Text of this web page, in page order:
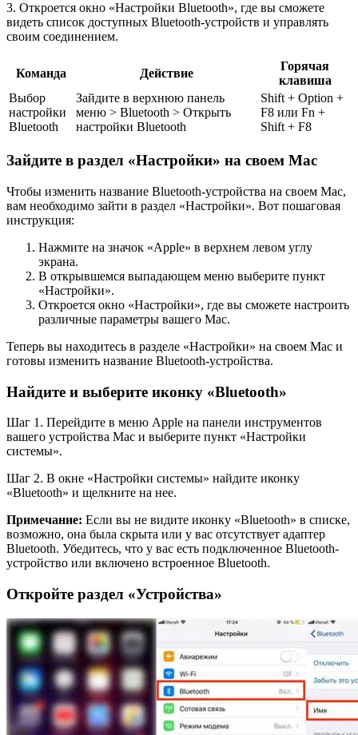
3. Откроется окно «Настройки Bluetooth», где вы сможете
видеть список доступных Bluetooth-устройств и управлять
своим соединением.
Команда Действие
Горячая
клавиша
Выбор
настройки
Bluetooth
Зайдите в верхнюю панель
меню > Bluetooth > Открыть
настройки Bluetooth
Shift + Option +
F8 или Fn +
Shift + F8
Зайдите в раздел «Настройки» на своем Mac
Чтобы изменить название Bluetooth-устройства на своем Mac,
вам необходимо зайти в раздел «Настройки». Вот пошаговая
инструкция:
Нажмите на значок «Apple» в верхнем левом углу
экрана.
В открывшемся выпадающем меню выберите пункт
«Настройки».
Откроется окно «Настройки», где вы сможете настроить
различные параметры вашего Mac.
Теперь вы находитесь в разделе «Настройки» на своем Mac и
готовы изменить название Bluetooth-устройства.
Найдите и выберите иконку «Bluetooth»
Шаг 1. Перейдите в меню Apple на панели инструментов
вашего устройства Mac и выберите пункт «Настройки
системы».
Шаг 2. В окне «Настройки системы» найдите иконку
«Bluetooth» и щелкните на нее.
Примечание: Если вы не видите иконку «Bluetooth» в списке,
возможно, она была скрыта или у вас отсутствует адаптер
Bluetooth. Убедитесь, что у вас есть подключенное Bluetooth-
устройство или включено встроенное Bluetooth.
Откройте раздел «Устройства»